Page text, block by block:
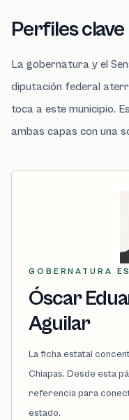
Perfiles
La gobernatura y el
diputación federal
toca a este municipio.
ambas capas con una
GOBERNATURA
Óscar
Aguilar
La ficha estatal
Chiapas. Desde esta
referencia para
estado.